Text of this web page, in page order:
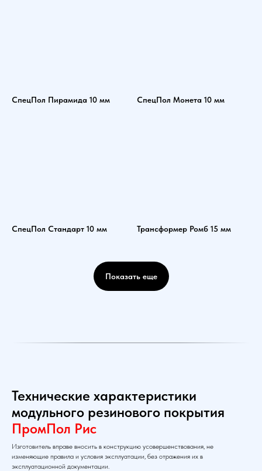
СпецПол Пирамида 10 мм СпецПол Монета 10 мм
СпецПол Стандарт 10 мм Трансформер Ромб 15 мм
Показать еще
Технические характеристики
модульного резинового покрытия
ПромПол Рис
Изготовитель вправе вносить в конструкцию усовершенствования, не
изменяющие правила и условия эксплуатации, без отражения их в
эксплуатационной документации.